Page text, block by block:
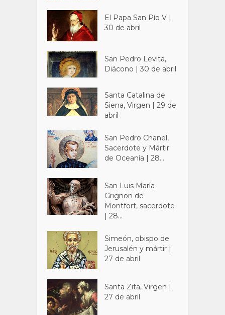
El Papa San Pío V |
30 de abril
San Pedro Levita,
Diácono | 30 de abril
Santa Catalina de
Siena, Virgen | 29 de
abril
San Pedro Chanel,
Sacerdote y Mártir
de Oceanía | 28...
San Luis María
Grignon de
Montfort, sacerdote
| 28...
Simeón, obispo de
Jerusalén y mártir |
27 de abril
Santa Zita, Virgen |
27 de abril